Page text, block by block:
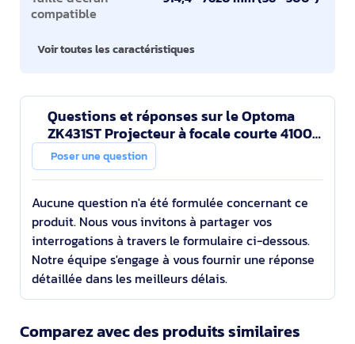
compatible
Voir toutes les caractéristiques
Questions et réponses sur le Optoma
ZK431ST Projecteur à focale courte 4100
ANSI lumens DLP UHD 4K (3840x2160)
Compatibilité 3D B
Poser une question
Aucune question n'a été formulée concernant ce
produit. Nous vous invitons à partager vos
interrogations à travers le formulaire ci-dessous.
Notre équipe s'engage à vous fournir une réponse
détaillée dans les meilleurs délais.
Comparez avec des produits similaires